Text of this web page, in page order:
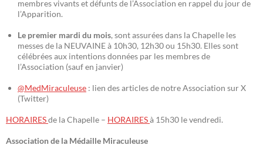
membres vivants et défunts de l’Association en rappel du jour de
l’Apparition.
Le premier mardi du mois, sont assurées dans la Chapelle les
messes de la NEUVAINE à 10h30, 12h30 ou 15h30. Elles sont
célébrées aux intentions données par les membres de
l’Association (sauf en janvier)
@MedMiraculeuse : lien des articles de notre Association sur X
(Twitter)
HORAIRESde la Chapelle – HORAIRESà 15h30 le vendredi.
Association de la Médaille Miraculeuse